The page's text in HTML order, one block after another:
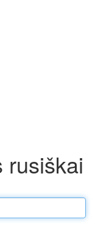
rusiškai